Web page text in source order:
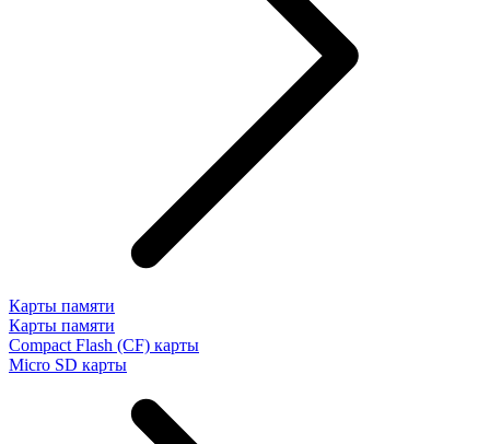
Карты памяти
Карты памяти
Compact Flash (CF) карты
Micro SD карты